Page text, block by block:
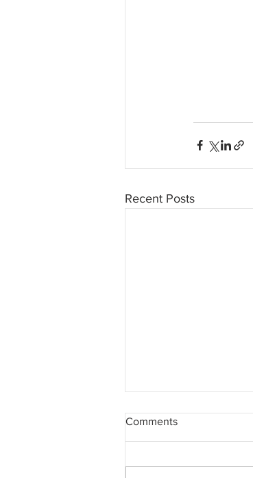
Recent Posts
Comments